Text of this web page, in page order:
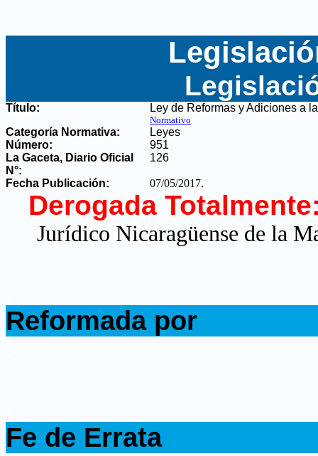
Título: Ley de Reformas y Adiciones a
Normativo
Categoría Normativa:
Leyes
Número:
951
La Gaceta, Diario Oficial
N°:
126
Fecha Publicación: 07/05/2017.
Derogada
Jurídico Nicaragüense de la
Reformada por
Fe de Errata